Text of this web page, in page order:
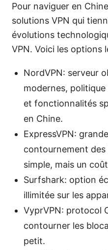
Pour naviguer en
solutions VPN qui
évolutions
VPN. Voici les options
NordVPN: serveur
modernes,
et fonctionnalités
en Chine.
ExpressVPN:
contournement
simple, mais un
Surfshark: option
illimitée sur les
VyprVPN: protocol
contourner les
petit.